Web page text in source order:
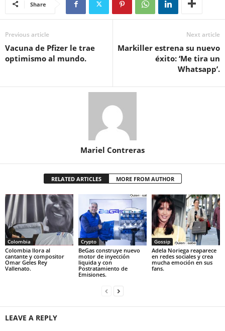
Share
Previous article
Vacuna de Pfizer le trae
optimismo al mundo.
Next article
Markiller estrena su nuevo
éxito: ‘Me tira un
Whatsapp’.
Mariel Contreras
RELATED ARTICLES MORE FROM AUTHOR
Colombia
Colombia llora al
cantante y compositor
Omar Geles Rey
Vallenato.
Crypto
BeGas construye nuevo
motor de inyección
liquida y con
Postratamiento de
Emisiones.
Gossip
Adela Noriega reaparece
en redes sociales y crea
mucha emoción en sus
fans.
LEAVE A REPLY